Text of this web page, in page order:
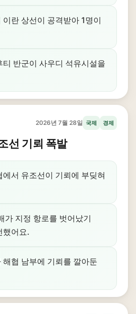
이란 상선이 공격받아 1명이
티 반군이 사우디 석유시설을
2026년 7월 28일 국제 경제
선 기뢰 폭발
에서 유조선이 기뢰에 부딪혀
가 지정 항로를 벗어났기
했어요.
해협 남부에 기뢰를 깔아둔